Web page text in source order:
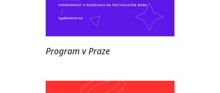
Program v Praze